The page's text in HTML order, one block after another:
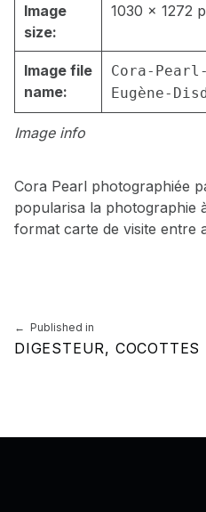
Image info
Image
size:
1030 × 1272
Image file
name:
Cora-
Eugène-
Cora Pearl photographiée
popularisa la photographie
format carte de visite entre
Navigation de l’article
Published in
DIGESTEUR,